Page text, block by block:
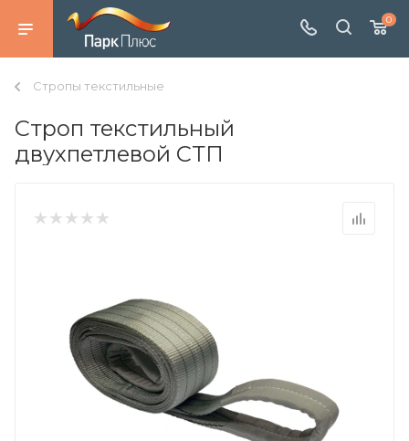
0
Стропы текстильные
Строп текстильный
двухпетлевой СТП